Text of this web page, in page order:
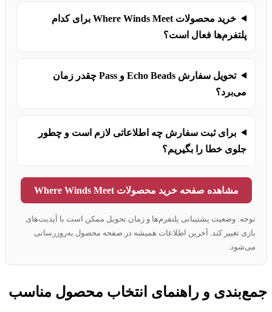
خرید محصولات Where Winds Meet برای کدام
پلتفرم‌ها فعال است؟
تحویل سفارش Echo Beads و Pass چقدر زمان
می‌برد؟
برای ثبت سفارش چه اطلاعاتی لازم است و چطور
جلوی خطا را بگیریم؟
مشاهده صفحه خرید محصولات Where Winds Meet
توجه: وضعیت پشتیبانی پلتفرم‌ها و زمان تحویل ممکن است با آپدیت‌های
بازی تغییر کند. آخرین اطلاعات همیشه در صفحه محصول به‌روزرسانی
می‌شود.
جمع‌بندی و راهنمای انتخاب محصول مناسب